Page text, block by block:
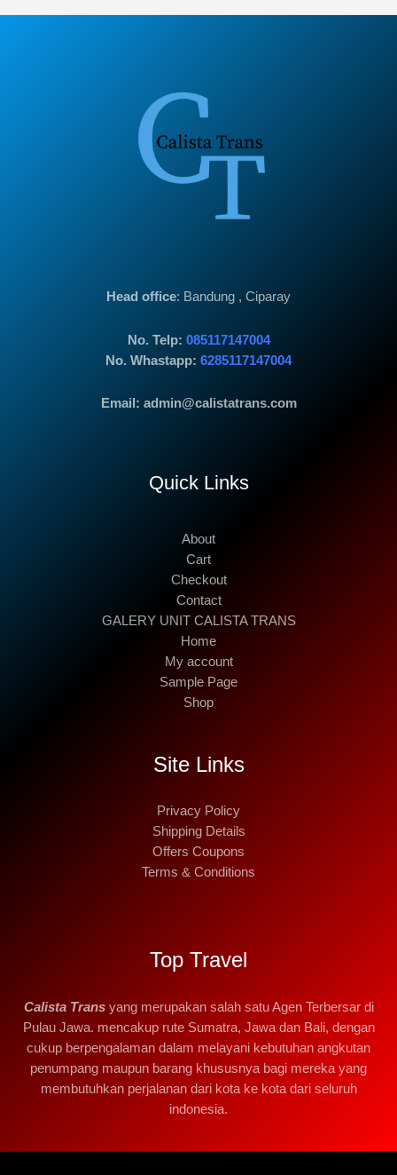
Head office: Bandung , Ciparay
No. Telp: 085117147004
No. Whastapp: 6285117147004
Email: admin@calistatrans.com
Quick Links
About
Cart
Checkout
Contact
GALERY UNIT CALISTA TRANS
Home
My account
Sample Page
Shop
Site Links
Privacy Policy
Shipping Details
Offers Coupons
Terms & Conditions
Top Travel
Calista Transyang merupakan salah satu Agen Terbersar di
Pulau Jawa. mencakup rute Sumatra, Jawa dan Bali, dengan
cukup berpengalaman dalam melayani kebutuhan angkutan
penumpang maupun barang khususnya bagi mereka yang
membutuhkan perjalanan dari kota ke kota dari seluruh
indonesia.